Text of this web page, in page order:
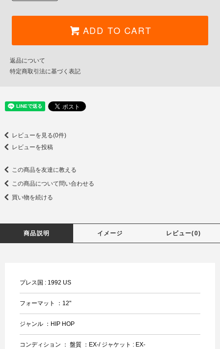
ADD TO CART
返品について
特定商取引法に基づく表記
レビューを見る(0件)
レビューを投稿
この商品を友達に教える
この商品について問い合わせる
買い物を続ける
商品説明 イメージ レビュー(0)
プレス国 : 1992 US
フォーマット ：12"
ジャンル ：HIP HOP
コンディション ： 盤質 ：EX-/ ジャケット : EX-